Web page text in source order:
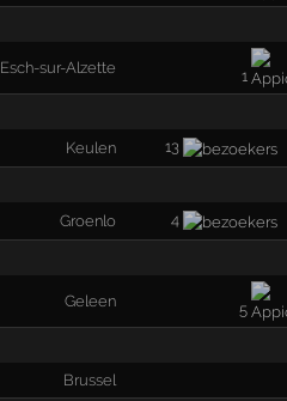
Esch-sur-Alzette 1
Keulen 13
Groenlo 4
Geleen 5
Brussel